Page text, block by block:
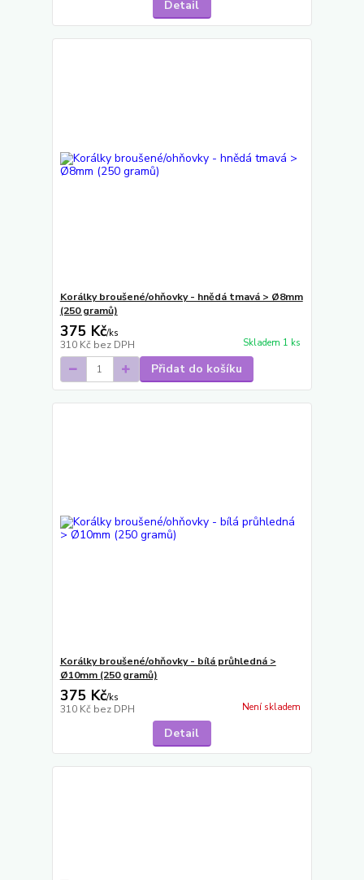
Detail
Korálky broušené/ohňovky - hnědá tmavá > Ø8mm
(250 gramů)
375 Kč/ks
310 Kč bez DPH Skladem 1 ks
Přidat do košíku
Korálky broušené/ohňovky - bílá průhledná >
Ø10mm (250 gramů)
375 Kč/ks
310 Kč bez DPH Není skladem
Detail